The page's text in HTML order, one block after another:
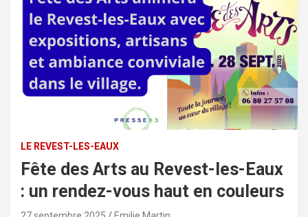
LE REVEST-LES-EAUX
Fête des Arts au Revest-les-Eaux
: un rendez-vous haut en couleurs